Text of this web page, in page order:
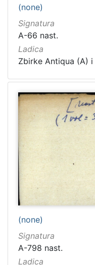
(none)
Signatura
A-66 nast.
Ladica
Zbirke Antiqua (A)
(none)
Signatura
A-798 nast.
Ladica